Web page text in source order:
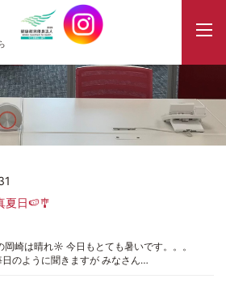
JobSelect
夏日🍉🎐
岡崎は晴れ☼ 今日もとても暑いです。。。
日のように聞きますが みなさん…